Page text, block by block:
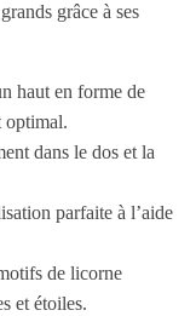
grâce à ses
haut en forme de
optimal.
dans le dos et la
parfaite à l’aide
de licorne
et étoiles.